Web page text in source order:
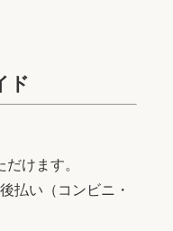
ド
けます。
払い（コンビニ・